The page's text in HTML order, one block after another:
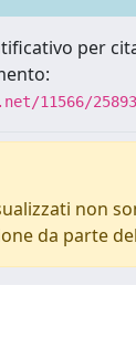
per
11566/
non
da parte